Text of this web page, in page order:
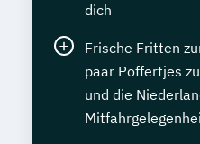
dich
Frische Fritten
paar Poffertjes
und die